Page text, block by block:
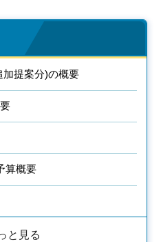
加提案分)の概要
算概要
と見る